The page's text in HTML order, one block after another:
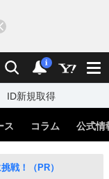
検索 通知
i
ID新規取得
ス コラム 公式情
戦！（PR）